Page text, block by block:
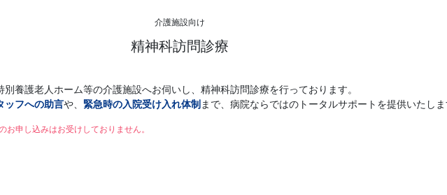
介護施設向け
精神科訪問診療
養護老人ホーム等の介護施設へお伺いし、精神科訪問診療を行っております。
ッフへの助言や、 緊急時の入院受け入れ体制 まで、病院ならではのトータルサポートを提供いたしま
申し込みはお受けしておりません。